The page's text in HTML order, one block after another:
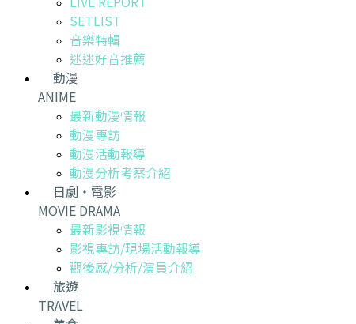
SETLIST
音樂特輯
迷迷好音推薦
動漫
ANIME
最新動漫情報
動漫專訪
動漫活動報導
動漫分析考察介紹
日劇・電影
MOVIE DRAMA
最新影視情報
影視專訪/現場活動報導
觀後感/分析/演員介紹
旅遊
TRAVEL